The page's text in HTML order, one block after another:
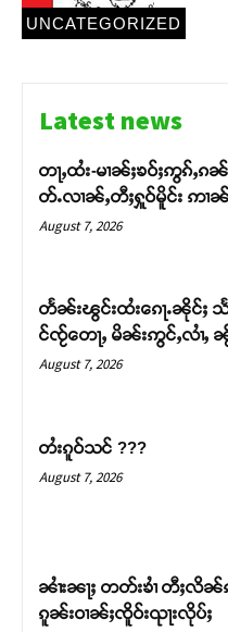
တ်ႇ တူဝ်ႈလုမ်ႈၾႃႉၼ
ဝ်ႇၽူႈတွႆႇႁွၵ်ႈ
UNCATEGORIZED
Latest news
တႃႇထႆး-မၢၼ်ႈၶဝ်ႈဢွၵ်ႇၵ
တ်ႉလၢၼ်ႇတီႈႁူဝ်မိူင်း ဢၢၼ်
August 7, 2026
တႅၼ်းၽွင်းထႆးၵေႃႉၼိုင်ႈ
င်ၸႂ်တေႃႇ မိၼ်းဢွင်ႇလၢႆႇ
August 7, 2026
တႆးၵူဝ်သင် ???
August 7, 2026
ၼၢႆးၼႃႈ တတ်းၶၢႆ တီႈလိ
ၵူၼ်းဝၢၼ်ႈၸိူဝ်းၺႃးလိုပ်ႈ